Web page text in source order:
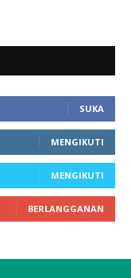
SUKA
MENGIKUTI
MENGIKUTI
BERLANGGANAN